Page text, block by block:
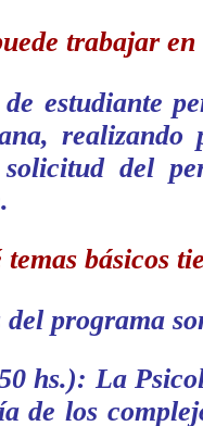
trabajar
estudiante
realizando
del
temas básicos
del programa
hs.): La
de los